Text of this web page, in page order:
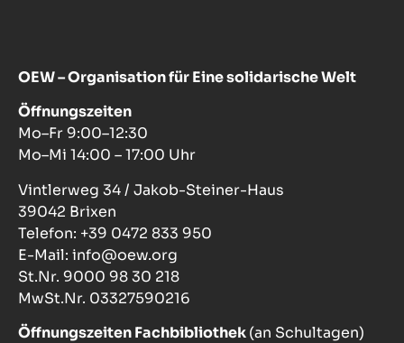
OEW – Organisation für Eine solidarische Welt
Öffnungszeiten
Mo–Fr 9:00–12:30
Mo–Mi 14:00 – 17:00 Uhr
Vintlerweg 34 / Jakob-Steiner-Haus
39042 Brixen
Telefon: +39 0472 833 950
E-Mail: info@oew.org
St.Nr. 9000 98 30 218
MwSt.Nr. 03327590216
Öffnungszeiten Fachbibliothek(an Schultagen)